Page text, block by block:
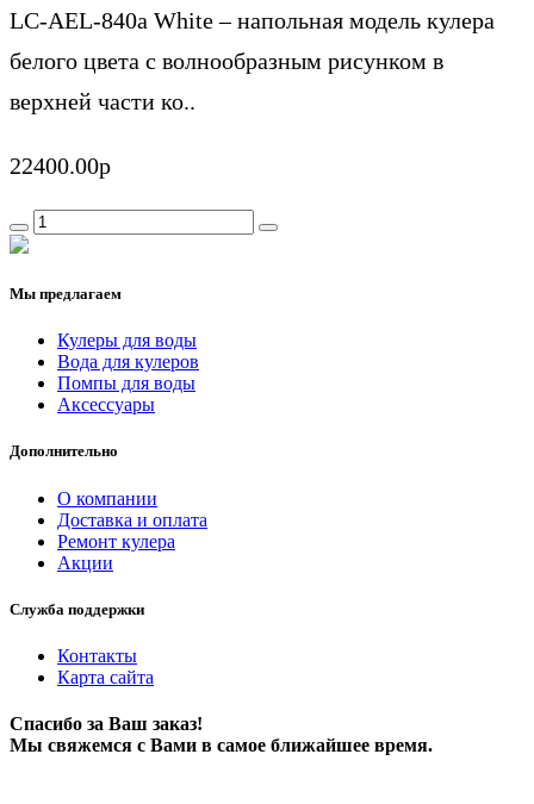
LC-AEL-840a White – напольная модель кулера
белого цвета с волнообразным рисунком в
верхней части ко..
22400.00р
Мы предлагаем
Кулеры для воды
Вода для кулеров
Помпы для воды
Аксессуары
Дополнительно
О компании
Доставка и оплата
Ремонт кулера
Акции
Служба поддержки
Контакты
Карта сайта
Спасибо за Ваш заказ!
Мы свяжемся с Вами в самое ближайшее время.